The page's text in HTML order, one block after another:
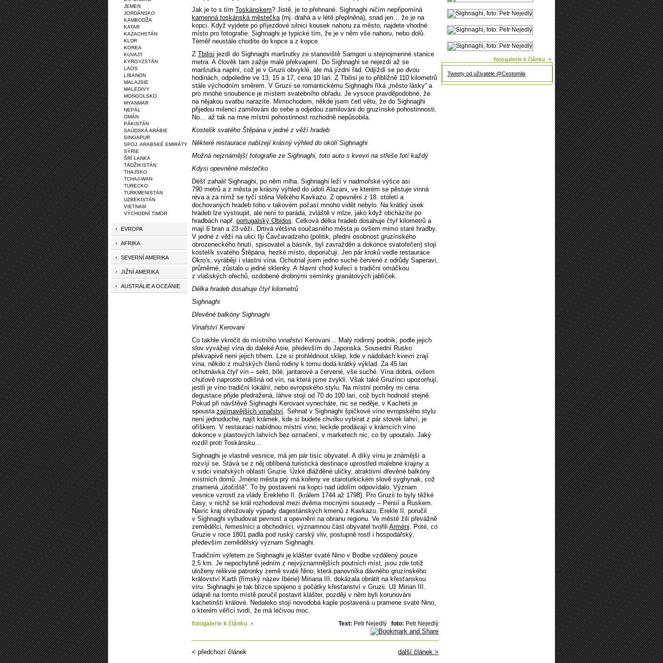
Jak je to s tím Toskánskem? Jistě, je to přehnané. Sighnaghi ničím nepřipomíná
kamenná toskánská městečka(mj. drahá a v létě přeplněná), snad jen… že je na
kopci. Když vyjdete po příjezdové silnici kousek nahoru za město, najdete vhodné
místo pro fotografie. Sighnaghi je typické tím, že je v něm vše nahoru, nebo dolů.
Téměř neustále chodíte do kopce a z kopce.
Z Tbilisi jezdí do Sighnaghi maršrutky ze stanoviště Samgori u stejnojmenné stanice
metra. A člověk tam zažije malé překvapení. Do Sighnaghi se nejezdí až se
maršrutka naplní, což je v Gruzii obvyklé, ale má jízdní řád. Odjíždí se po dvou
hodinách, odpoledne ve 13, 15 a 17, cena 10 lari. Z Tbilisi je to přibližně 110 kilometrů
stále východním směrem. V Gruzii se romantickému Sighnaghi říká „město lásky“ a
pro mnohé snoubence je místem svatebního obřadu. Je vysoce pravděpodobné, že
na nějakou svatbu narazíte. Mimochodem, někde jsem četl větu, že do Sighnaghi
přijedou milenci zamilováni do sebe a odjedou zamilováni do gruzínské pohostinnosti.
No… až tak na mne místní pohostinnost rozhodně nepůsobila.
Kostelík svatého Štěpána v jedné z věží hradeb
Některé restaurace nabízejí krásný výhled do okolí Sighnaghi
Možná nejznámější fotografie ze Sighnaghi, toto auto s kvevri na střeše fotí každý
Kdysi opevněné městečko
Déšť zahalil Sighnaghi, po něm mlha. Sighnaghi leží v nadmořské výšce asi
790 metrů a z města je krásný výhled do údolí Alazani, ve kterém se pěstuje vinná
réva a za nímž se tyčí stěna Velkého Kavkazu. Z opevnění z 18. století a
dochovaných hradeb toho v takovém počasí mnoho vidět nebylo. Na krátký úsek
hradeb lze vystoupit, ale není to paráda, zvláště v mlze, jako když obcházíte po
hradbách např. portugalský Obidos. Celková délka hradeb dosahuje čtyř kilometrů a
mají 6 bran a 23 věží. Drtivá většina současného města je ovšem mimo staré hradby.
V jedné z věží na ulici Ilji Čavčavadzeho (politik, přední osobnost gruzínského
obrozeneckého hnutí, spisovatel a básník, byl zavražděn a dokonce svatořečen) stojí
kostelík svatého Štěpána, hezké místo, doporučuji. Jen pár kroků vedle restaurace
Okro's, vyrábějí i vlastní vína. Ochutnal jsem jedno suché červené z odrůdy Saperavi,
průměrné, zůstalo u jedné sklenky. A hlavní chod kuřecí s tradiční omáčkou
z vlašských ořechů, ozdobené drobnými semínky granátových jablíček.
Délka hradeb dosahuje čtyř kilometrů
Sighnaghi
Dřevěné balkóny Sighnaghi
Vinařství Kerovani
Co takhle vkročit do místního vinařství Kerovani… Malý rodinný podnik, podle jejich
slov vyvážejí vína do daleké Asie, především do Japonska. Sousední Rusko
překvapivě není jejich trhem. Lze si prohlédnout sklep, kde v nádobách kvevri zrají
vína, někdo z mužských členů rodiny k tomu dodá krátký výklad. Za 45 lari
ochutnávka čtyř vín – sekt, bílé, jantarové a červené, vše suché. Vína dobrá, ovšem
chuťově naprosto odlišná od vín, na která jsme zvyklí. Však také Gruzínci upozorňují,
jestli je víno tradiční lokální, nebo evropského stylu. Na místní poměry mi cena
degustace přijde předražená, láhve stojí od 70 do 100 lari, což bych hodnotil stejně.
Pokud při návštěvě Sighnaghi Kerovani vynecháte, nic se neděje, v Kachetii je
spousta zajímavějších vinařství. Sehnat v Sighnaghi špičkové víno evropského stylu
není jednoduché, najít krámek, kde si budete chvilku vybírat z pár stovek lahví, je
oříškem. V restauraci nabídnou místní víno, leckde prodávají v krámcích víno
dokonce v plastových lahvích bez označení, v marketech nic, co by upoutalo. Jaký
rozdíl proti Toskánsku…
Sighnaghi je vlastně vesnice, má jen pár tisíc obyvatel. A díky vínu je známější a
rozvíjí se. Stává se z něj oblíbená turistická destinace uprostřed malebné krajiny a
v srdci vinařských oblastí Gruzie. Úzké dlážděné uličky, atraktivní dřevěné balkóny
místních domů. Jméno města prý má kořeny ve staroturkickém slově syghynak, což
znamená „útočiště“. To by postavení na kopci nad údolím odpovídalo. Význam
vesnice vzrostl za vlády Erekleho II. (králem 1744 až 1798). Pro Gruzii to byly těžké
časy, v nichž se král rozhodoval mezi dvěma mocnými sousedy – Persií a Ruskem.
Navíc kraj ohrožovaly výpady dagestánských kmenů z Kavkazu. Erekle II. poručil
v Sighnaghi vybudovat pevnost a opevnění na obranu regionu. Ve městě žili převážně
zemědělci, řemeslníci a obchodníci, významnou část obyvatel tvořili Arméni. Poté, co
Gruzie v roce 1801 padla pod ruský carský vliv, postupně rostl i hospodářský,
především zemědělský význam Sighnaghi.
Tradičním výletem ze Sighnaghi je klášter svaté Nino v Bodbe vzdálený pouze
2,5 km. Je nepochybně jedním z nejvýznamnějších poutních míst, jsou zde totiž
uloženy relikvie patronky země svaté Nino, která panovníka dávného gruzínského
království Kartli (římský název Ibérie) Miriana III. dokázala obrátit na křesťanskou
víru. Sighnaghi je tak blízce spojeno s počátky křesťanství v Gruzii. Už Mirian III.
údajně na tomto místě poručil postavit klášter, později v něm byli korunováni
kachetinští králové. Nedaleko stojí novodobá kaple postavená u pramene svaté Nino,
o kterém věřící tvrdí, že má léčivou moc.
Text: Petr Nejedlý foto: Petr Nejedlý
fotogalerie k článku
< předchozí článek další článek >
JEMEN
JORDÁNSKO
KAMBODŽA
KATAR
KAZACHSTÁN
KLDR
KOREA
KUVAJT
KYRGYZSTÁN
LAOS
LIBANON
MALAJSIE
MALEDIVY
MONGOLSKO
MYANMAR
NEPÁL
OMÁN
PÁKISTÁN
SAÚDSKÁ ARÁBIE
SINGAPUR
SPOJ. ARABSKÉ EMIRÁTY
SÝRIE
ŠRÍ LANKA
TÁDŽIKISTÁN
THAJSKO
TCHAJ-WAN
TURECKO
TURKMENISTÁN
UZBEKISTÁN
VIETNAM
VÝCHODNÍ TIMOR
EVROPA
AFRIKA
SEVERNÍ AMERIKA
JIŽNÍ AMERIKA
AUSTRÁLIE A OCEÁNIE
fotogalerie k článku
Tweety od uživatele @Cestomila